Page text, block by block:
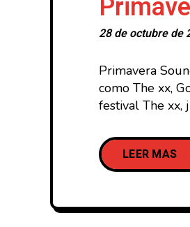
28 de octubre de
Primavera
como The xx,
festival The xx,
LEER MAS